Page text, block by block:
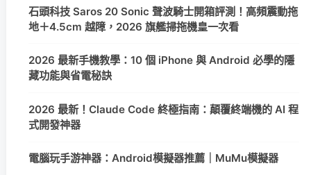
石頭科技 Saros 20 Sonic 聲波騎士開箱評測！高頻震動拖
地＋4.5cm 越障，2026 旗艦掃拖機皇一次看
2026 最新手機教學：10 個 iPhone 與 Android 必學的隱
藏功能與省電秘訣
2026 最新！Claude Code 終極指南：顛覆終端機的 AI 程
式開發神器
電腦玩手游神器：Android模擬器推薦｜MuMu模擬器